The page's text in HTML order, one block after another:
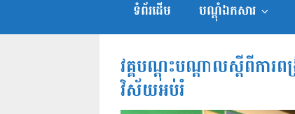
ទំព័រដើម បណ្តុំឯកសារ
វគ្គបណ្ដុះបណ្ដាលស្ដីពីការ
វិស័យអប់រំ